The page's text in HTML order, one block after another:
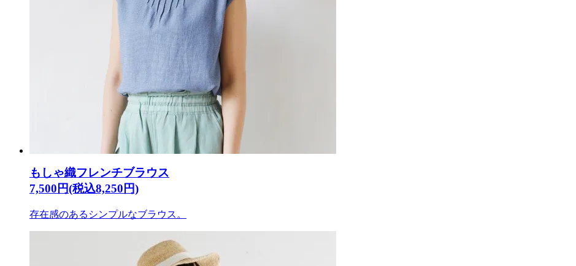
もしゃ織フレンチブラウス
7,500円(税込8,250円)
存在感のあるシンプルなブラウス。